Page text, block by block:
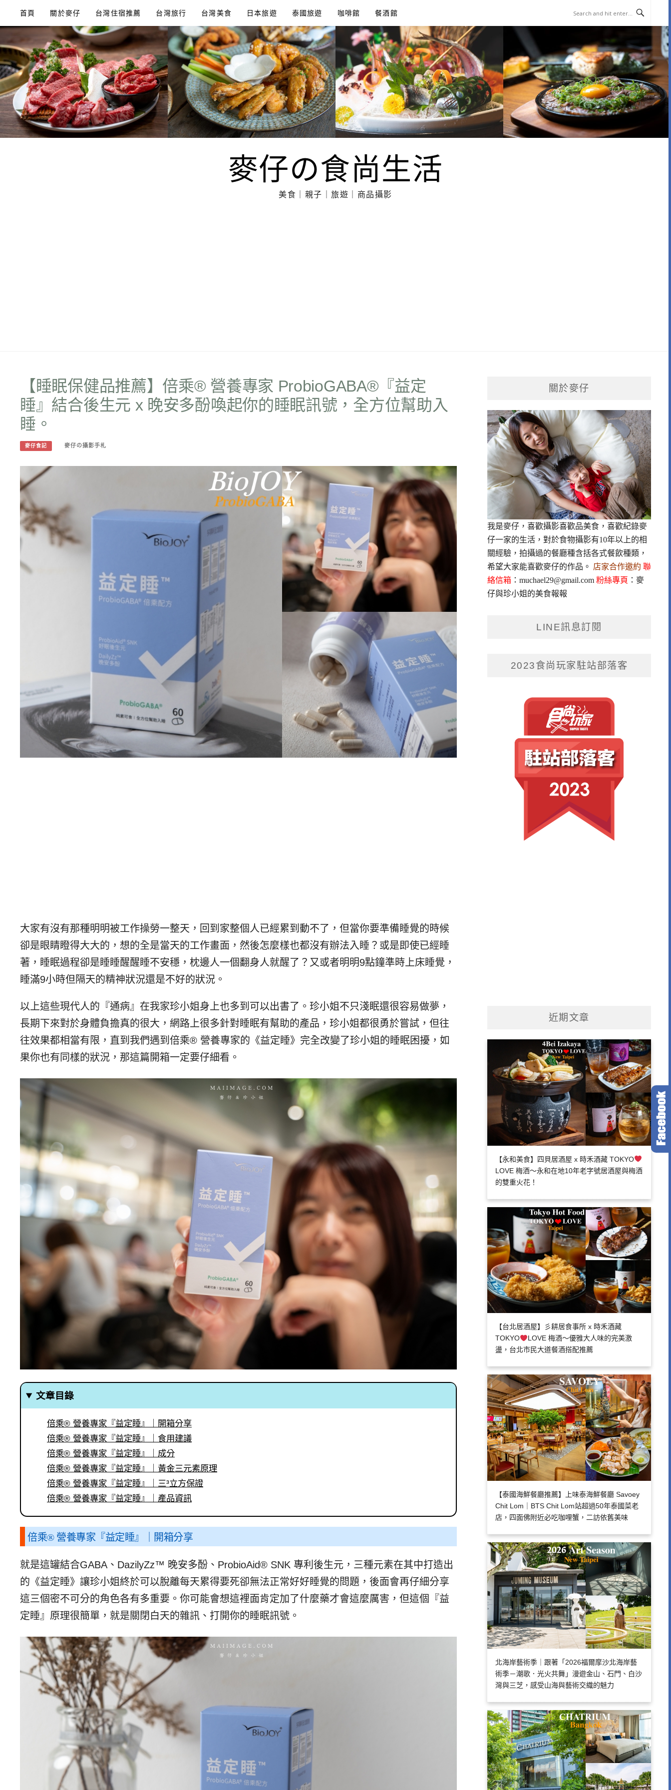
content
首頁 關於麥仔 台灣住宿推薦 台灣旅行 台灣美食 日本旅遊 泰國旅遊 咖啡館 餐酒館
麥仔の食尚生活
美食｜親子｜旅遊｜商品攝影
【睡眠保健品推薦】倍乘® 營養專家 ProbioGABA®『益定
睡』結合後生元 x 晚安多酚喚起你的睡眠訊號，全方位幫助入
睡。
麥仔食記 麥仔の攝影手札
大家有沒有那種明明被工作操勞一整天，回到家整個人已經累到動不了，但當你要準備睡覺的時候
卻是眼睛瞪得大大的，想的全是當天的工作畫面，然後怎麼樣也都沒有辦法入睡？或是即使已經睡
著，睡眠過程卻是睡睡醒醒睡不安穩，枕邊人一個翻身人就醒了？又或者明明9點鐘準時上床睡覺，
睡滿9小時但隔天的精神狀況還是不好的狀況。
以上這些現代人的『通病』在我家珍小姐身上也多到可以出書了。珍小姐不只淺眠還很容易做夢，
長期下來對於身體負擔真的很大，網路上很多針對睡眠有幫助的產品，珍小姐都很勇於嘗試，但往
往效果都相當有限，直到我們遇到 倍乘® 營養專家的《益定睡》完全改變了珍小姐的睡眠困擾，如
果你也有同樣的狀況，那這篇開箱一定要仔細看。
文章目錄
倍乘® 營養專家『益定睡』｜開箱分享
倍乘® 營養專家『益定睡』｜食用建議
倍乘® 營養專家『益定睡』｜成分
倍乘® 營養專家『益定睡』｜黃金三元素原理
倍乘® 營養專家『益定睡』｜三³立方保證
倍乘® 營養專家『益定睡』｜產品資訊
倍乘® 營養專家『益定睡』｜開箱分享
就是這罐結合GABA、DazilyZz™ 晚安多酚、ProbioAid® SNK 專利後生元，三種元素在其中打造出
的《益定睡》讓珍小姐終於可以脫離每天累得要死卻無法正常好好睡覺的問題，後面會再仔細分享
這三個密不可分的角色各有多重要。你可能會想這裡面肯定加了什麼藥才會這麼厲害，但這個『益
定睡』原理很簡單，就是關閉白天的雜訊、打開你的睡眠訊號。
關於麥仔
我是麥仔，喜歡攝影喜歡品美食，喜歡紀錄麥
仔一家的生活，對於食物攝影有10年以上的相
關經驗，拍攝過的餐廳種含括各式餐飲種類，
希望大家能喜歡麥仔的作品。 店家合作邀約 聯
絡信箱： muchael29@gmail.com 粉絲專頁 ： 麥
仔與珍小姐的美食報報
LINE訊息訂閱
2023食尚玩家駐站部落客
近期文章
【永和美食】四貝居酒屋 x 時禾酒藏 TOKYO
LOVE 梅酒～永和在地10年老字號居酒屋與梅酒
的雙重火花！
【台北居酒屋】彡耕居食事所 x 時禾酒藏
TOKYO
LOVE 梅酒～優雅大人味的完美激
盪，台北市民大道餐酒搭配推薦
【泰國海鮮餐廳推薦】上味泰海鮮餐廳 Savoey
Chit Lom｜BTS Chit Lom站超過50年泰國菜老
店，四面佛附近必吃咖哩蟹，二訪依舊美味
北海岸藝術季｜跟著「2026福爾摩沙北海岸藝
術季－潮歌．光火共舞」漫遊金山、石門、白沙
灣與三芝，感受山海與藝術交織的魅力